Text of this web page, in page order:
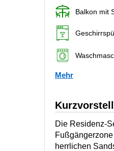
Balkon mit
Mehr
Die Residenz-
herrlichen